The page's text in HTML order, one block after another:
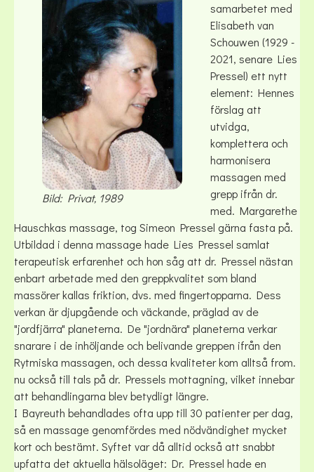
Bild: Privat, 1989
samarbetet med
Elisabeth van
Schouwen (1929 -
2021, senare Lies
Pressel) ett nytt
element: Hennes
förslag att
utvidga,
komplettera och
harmonisera
massagen med
grepp ifrån dr.
med. Margarethe
Hauschkas massage, tog Simeon Pressel gärna fasta på.
Utbildad i denna massage hade Lies Pressel samlat
terapeutisk erfarenhet och hon såg att dr. Pressel nästan
enbart arbetade med den greppkvalitet som bland
massörer kallas friktion, dvs. med fingertopparna. Dess
verkan är djupgående och väckande, präglad av de
"jordfjärra" planeterna. De "jordnära" planeterna verkar
snarare i de inhöljande och belivande greppen ifrån den
Rytmiska massagen, och dessa kvaliteter kom alltså from.
nu också till tals på dr. Pressels mottagning, vilket innebar
att behandlingarna blev betydligt längre.
I Bayreuth behandlades ofta upp till 30 patienter per dag,
så en massage genomfördes med nödvändighet mycket
kort och bestämt. Syftet var då alltid också att snabbt
upfatta det aktuella hälsoläget: Dr. Pressel hade en